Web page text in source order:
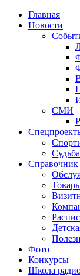
Главная
Новости
СМИ
Справочник
Фото
Конкурсы
Школа